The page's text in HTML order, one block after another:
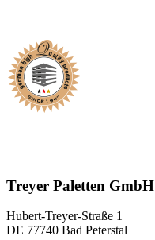
Treyer Paletten GmbH
Hubert-Treyer-Straße 1
DE 77740 Bad Peterstal